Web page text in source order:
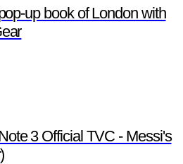
up book of London with
3 Official TVC - Messi's